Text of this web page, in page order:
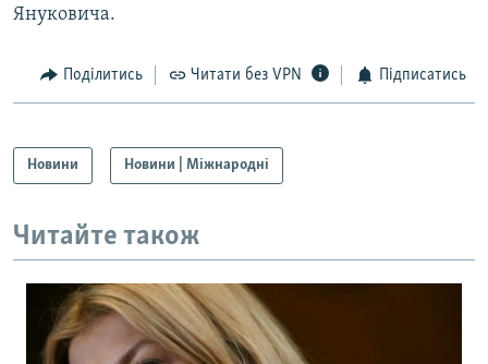
Януковича.
Поділитись Читати без VPN Підписатись
Новини Новини | Міжнародні
Читайте також